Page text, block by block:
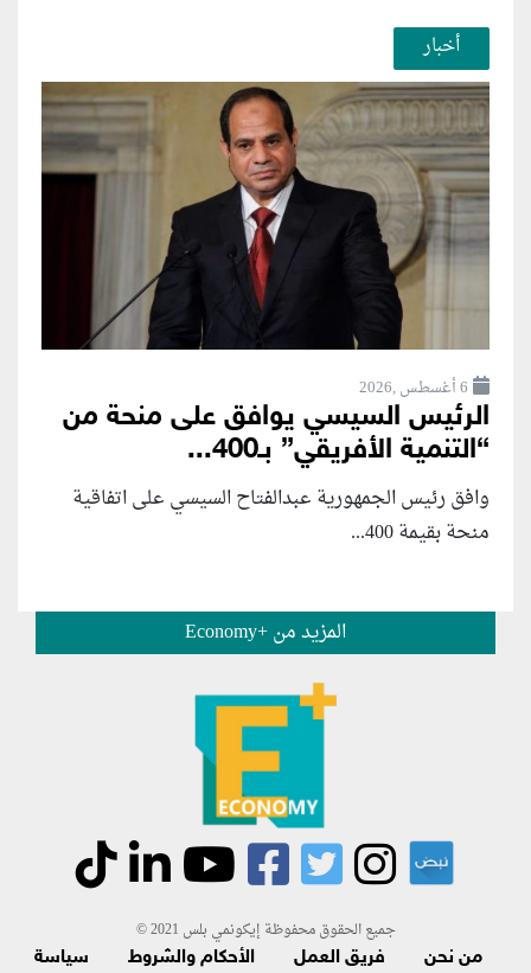
أخبار
6 أغسطس ,2026
الرئيس السيسي يوافق على منحة من
“التنمية الأفريقي” بـ400...
وافق رئيس الجمهورية عبدالفتاح السيسي على اتفاقية
منحة بقيمة 400...
المزيد من +Economy
جميع الحقوق محفوظة إيكونمي بلس 2021 ©
من نحن فريق العمل الأحكام والشروط سياسة